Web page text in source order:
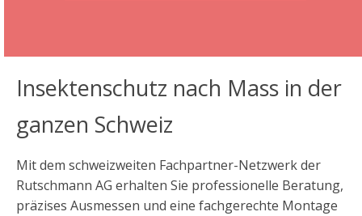
Insektenschutz nach Mass in der
ganzen Schweiz
Mit dem schweizweiten Fachpartner-Netzwerk der
Rutschmann AG erhalten Sie professionelle Beratung,
präzises Ausmessen und eine fachgerechte Montage